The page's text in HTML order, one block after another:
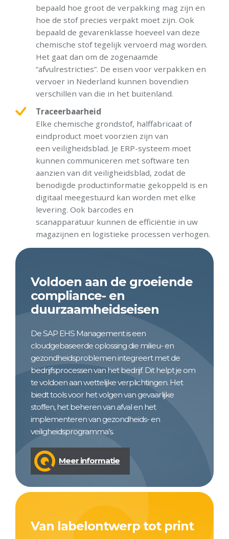
bepaald hoe groot de verpakking mag zijn en
hoe de stof precies verpakt moet zijn. Ook
bepaald de gevarenklasse hoeveel van deze
chemische stof tegelijk vervoerd mag worden.
Het gaat dan om de zogenaamde
“afvulrestricties”. De eisen voor verpakken en
vervoer in Nederland kunnen bovendien
verschillen van die in het buitenland.
Traceerbaarheid
Elke chemische grondstof, halffabricaat of
eindproduct moet voorzien zijn van
een veiligheidsblad. Je ERP-systeem moet
kunnen communiceren met software ten
aanzien van dit veiligheidsblad, zodat de
benodigde productinformatie gekoppeld is en
digitaal meegestuurd kan worden met elke
levering. Ook barcodes en
scanapparatuur kunnen de efficiëntie in uw
magazijnen en logistieke processen verhogen.
Voldoen aan de groeiende
compliance- en
duurzaamheidseisen
De SAP EHS Management is een
cloudgebaseerde oplossing die milieu- en
gezondheidsproblemen integreert met de
bedrijfsprocessen van het bedrijf. Dit helpt je om
te voldoen aan wettelijke verplichtingen. Het
biedt tools voor het volgen van gevaarlijke
stoffen, het beheren van afval en het
implementeren van gezondheids- en
veiligheidsprogramma’s.
Meer informatie
Van labelontwerp tot print